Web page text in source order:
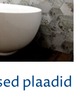
plaadid